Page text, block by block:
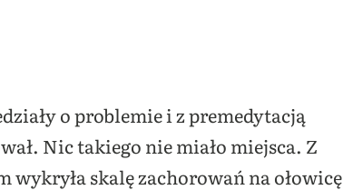
o problemie i z premedytacją
Nic takiego nie miało miejsca. Z
skalę zachorowań na ołowicę